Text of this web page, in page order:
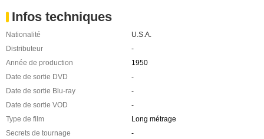
Infos techniques
Nationalité
U.S.A.
Distributeur
-
Année de production
1950
Date de sortie DVD
-
Date de sortie Blu-ray
-
Date de sortie VOD
-
Type de film
Long métrage
Secrets de tournage
-